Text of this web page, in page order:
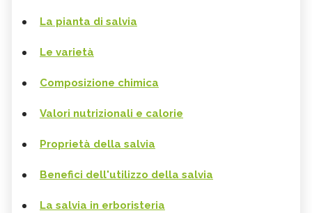
La pianta di salvia
Le varietà
Composizione chimica
Valori nutrizionali e calorie
Proprietà della salvia
Benefici dell'utilizzo della salvia
La salvia in erboristeria